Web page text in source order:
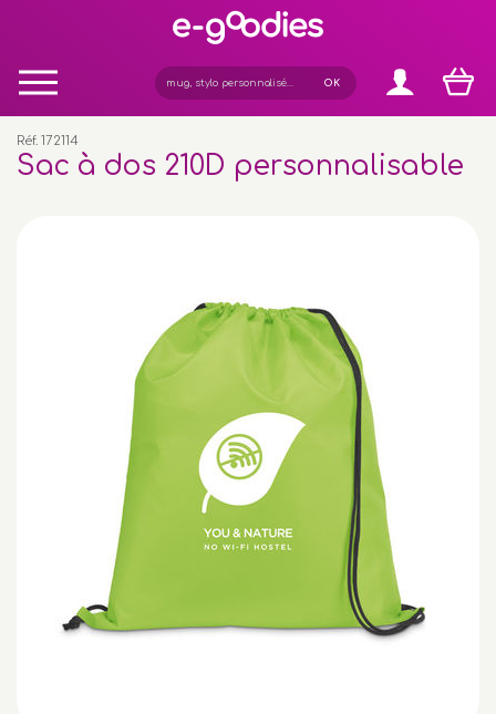
Réf. 172114
Sac à dos 210D personnalisable